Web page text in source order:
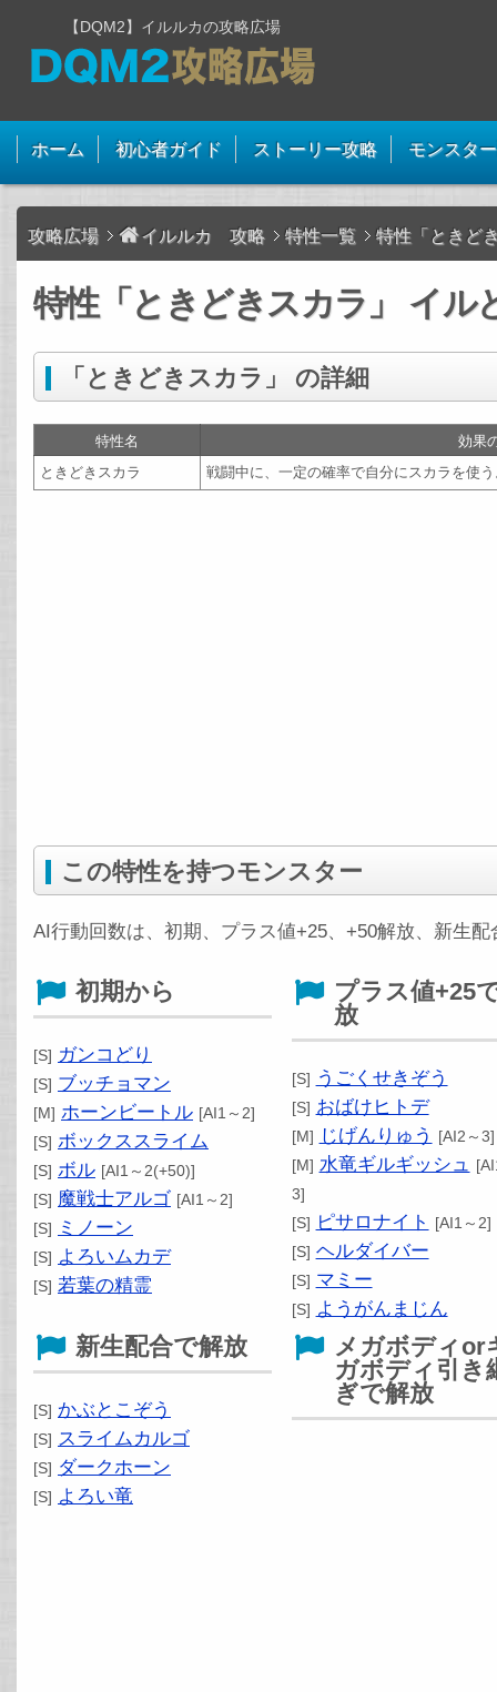
【DQM2】イルルカの攻略広場
ホーム 初心者ガイド ストーリー攻略 モンスタ
攻略広場 イルルカ 攻略 特性一覧 特性「ときど
特性「ときどきスカラ」 イル
「ときどきスカラ」 の詳細
特性名
効果
ときどきスカラ
戦闘中に、一定の確率で自分にスカラを使
この特性を持つモンスター
AI行動回数は、初期、プラス値+25、+50解放、新生
初期から
[S] ガンコどり
[S] ブッチョマン
[M] ホーンビートル [AI1～2]
[S] ボックススライム
[S] ボル [AI1～2(+50)]
[S] 魔戦士アルゴ [AI1～2]
[S]
ミノーン
[S] よろいムカデ
[S] 若葉の精霊
プラス値+25
放
[S] うごくせきぞう
[S] おばけヒトデ
[M] じげんりゅう
[AI2～3]
[M] 水竜ギルギッシュ
3]
[S] ピサロナイト
[AI1～2]
[S] ヘルダイバー
[S] マミー
[S] ようがんまじん
新生配合で解放
[S] かぶとこぞう
[S] スライムカルゴ
[S] ダークホーン
[S] よろい竜
メガボディor
ガボディ引き
ぎで解放